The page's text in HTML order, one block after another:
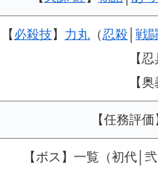
【 必殺技 】 力丸 （ 忍殺 戦
【忍
【奥
【任務評価
【ボス】一覧（初代│弐